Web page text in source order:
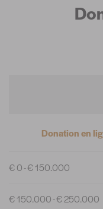
Donation en
€ 0 - € 150.000
€ 150.000 - € 250.000